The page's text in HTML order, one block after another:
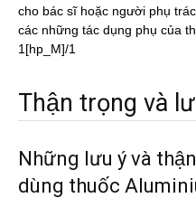
cho bác sĩ hoặc người phụ
các những tác dụng phụ của
1[hp_M]/1
Thận trọng và
Những lưu ý và
dùng thuốc